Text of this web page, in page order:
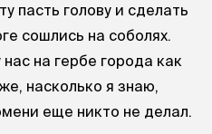
пасть голову и сделать
сошлись на соболях.
на гербе города как
насколько я знаю,
еще никто не делал.